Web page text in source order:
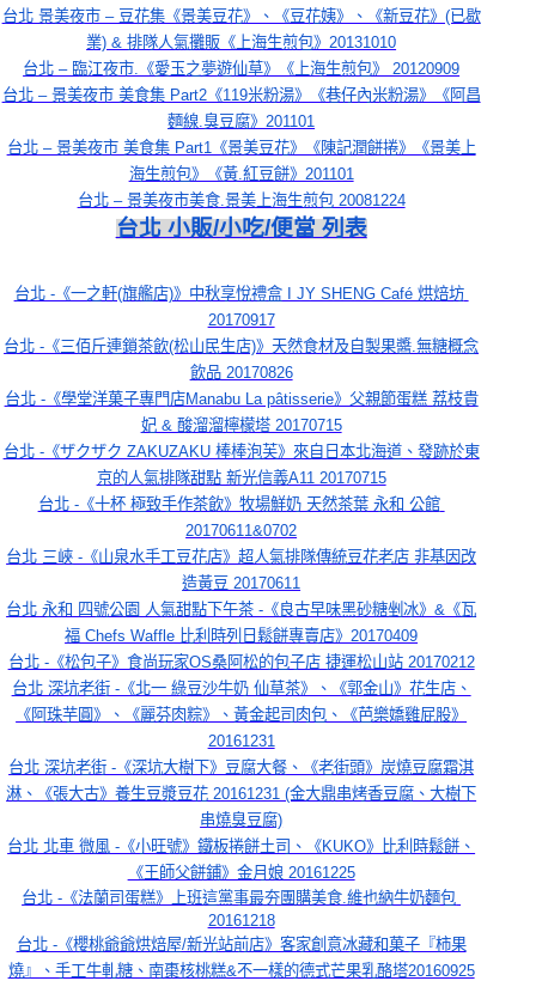
台北 景美夜市 – 豆花集《景美豆花》、《豆花姨》、《新豆花》(已歇
業) & 排隊人氣攤販《上海生煎包》20131010
台北 – 臨江夜市.《愛玉之夢遊仙草》《上海生煎包》 20120909
台北 – 景美夜市 美食集 Part2《119米粉湯》《巷仔內米粉湯》《阿昌
麵線.臭豆腐》201101
台北 – 景美夜市 美食集 Part1《景美豆花》《陳記潤餅捲》《景美上
海生煎包》《黃.紅豆餅》201101
台北 – 景美夜市美食.景美上海生煎包 20081224
台北 小販/小吃/便當 列表
台北 -《一之軒(旗艦店)》中秋享悅禮盒 I JY SHENG Café 烘焙坊
20170917
台北 -《三佰斤連鎖茶飲(松山民生店)》天然食材及自製果醬.無糖概念
飲品 20170826
台北 -《學堂洋菓子專門店Manabu La pâtisserie》父親節蛋糕 荔枝貴
妃 & 酸溜溜檸檬塔 20170715
台北 -《ザクザク ZAKUZAKU 棒棒泡芙》來自日本北海道、發跡於東
京的人氣排隊甜點 新光信義A11 20170715
台北 -《十杯 極致手作茶飲》牧場鮮奶 天然茶葉 永和 公館
20170611&0702
台北 三峽 -《山泉水手工豆花店》超人氣排隊傳統豆花老店 非基因改
造黃豆 20170611
台北 永和 四號公園 人氣甜點下午茶 -《良古早味黑砂糖剉冰》&《瓦
福 Chefs Waffle 比利時列日鬆餅專賣店》20170409
台北 -《松包子》食尚玩家OS桑阿松的包子店 捷運松山站 20170212
台北 深坑老街 -《北一 綠豆沙牛奶 仙草茶》、《郭金山》花生店、
《阿珠芋圓》、《麗芬肉粽》、黃金起司肉包、《芭樂嬌雞屁股》
20161231
台北 深坑老街 -《深坑大樹下》豆腐大餐、《老街頭》炭燒豆腐霜淇
淋、《張大古》養生豆漿豆花 20161231 (金大鼎串烤香豆腐、大樹下
串燒臭豆腐)
台北 北車 微風 -《小旺號》鐵板捲餅土司、《KUKO》比利時鬆餅、
《王師父餅鋪》金月娘 20161225
台北 -《法蘭司蛋糕》上班這黨事最夯團購美食.維也納牛奶麵包
20161218
台北 -《櫻桃爺爺烘焙屋/新光站前店》客家創意冰藏和菓子『柿果
燒』、手工牛軋糖、南棗核桃糕&不一樣的德式芒果乳酪塔20160925